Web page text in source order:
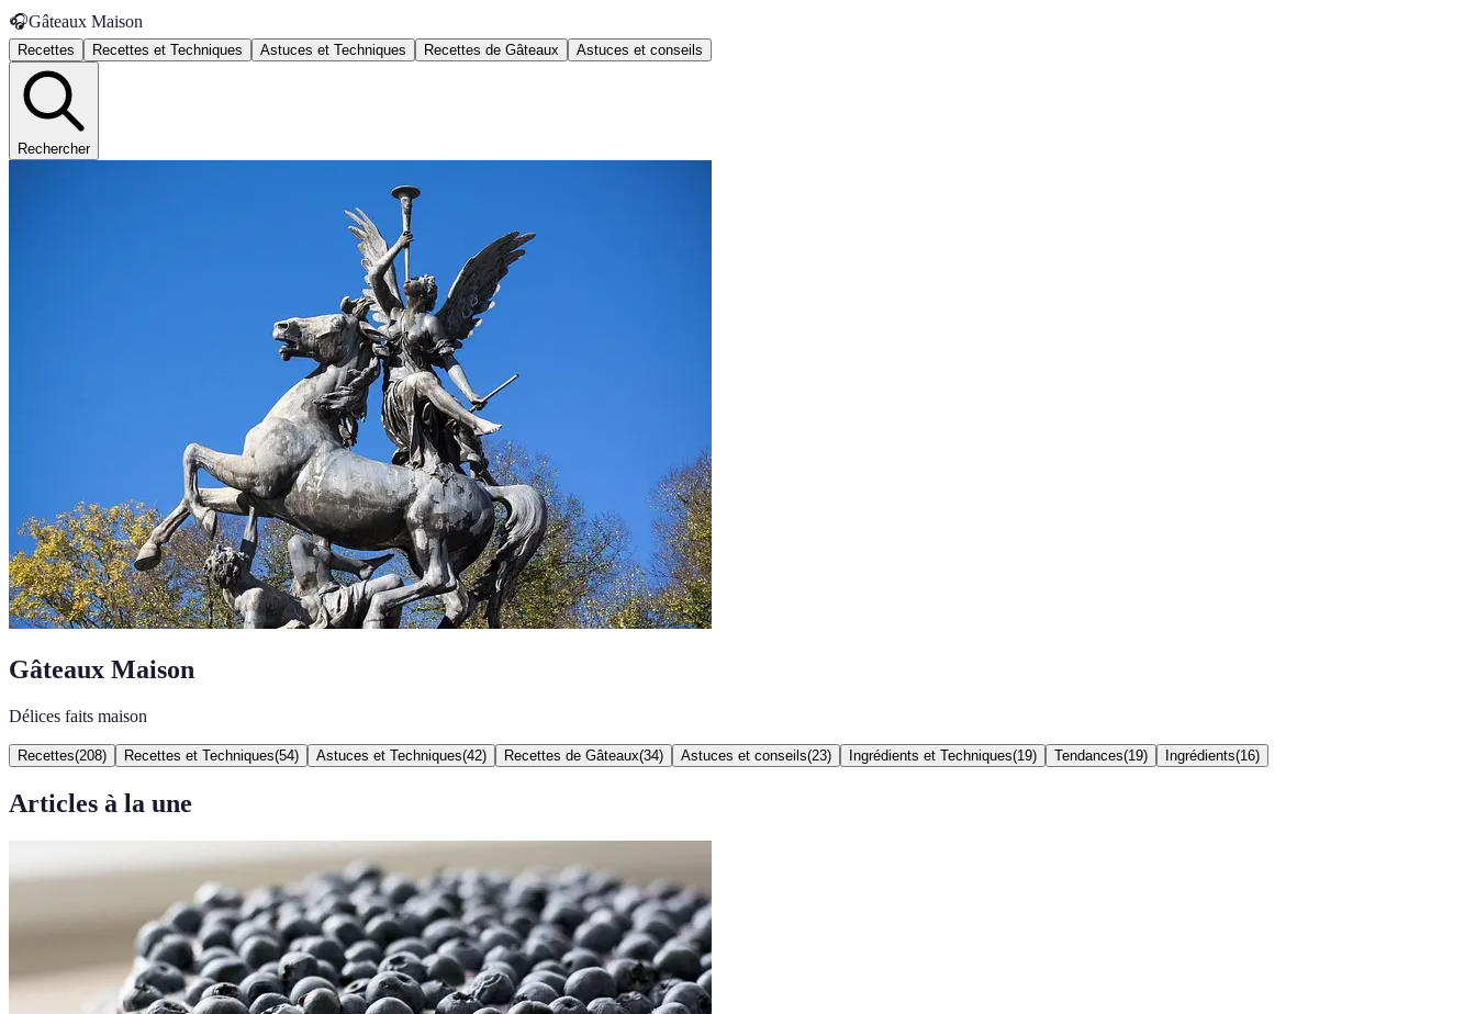
🎧Gâteaux Maison
Recettes Recettes et Techniques Astuces et Techniques Recettes de Gâteaux Astuces et conseils
Rechercher
Gâteaux Maison
Délices faits maison
Recettes(208) Recettes et Techniques(54) Astuces et Techniques(42) Recettes de Gâteaux(34) Astuces et conseils(23) Ingrédients et Techniques(19) Tendances(19) Ingrédients(16)
Articles à la une